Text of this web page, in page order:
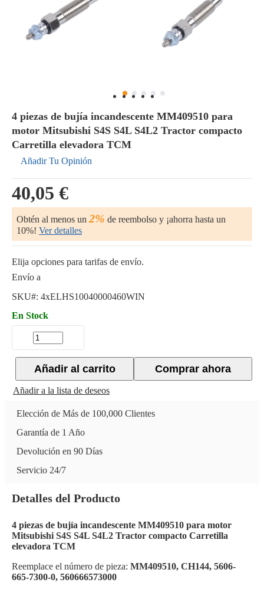
4 piezas de bujía incandescente MM409510 para
motor Mitsubishi S4S S4L S4L2 Tractor compacto
Carretilla elevadora TCM
Añadir Tu Opinión
40,05 €
Obtén al menos un 2% de reembolso y ¡ahorra hasta un
10%! Ver detalles
Elija opciones para tarifas de envío.
Envío a
SKU#: 4xELHS10040000460WIN
En Stock
Comprar ahora
Añadir al carrito
Añadir a la lista de deseos
Elección de Más de 100,000 Clientes
Garantía de 1 Año
Devolución en 90 Días
Servicio 24/7
Detalles del Producto
4 piezas de bujía incandescente MM409510 para motor
Mitsubishi S4S S4L S4L2 Tractor compacto Carretilla
elevadora TCM
Reemplace el número de pieza: MM409510, CH144, 5606-
665-7300-0, 560666573000